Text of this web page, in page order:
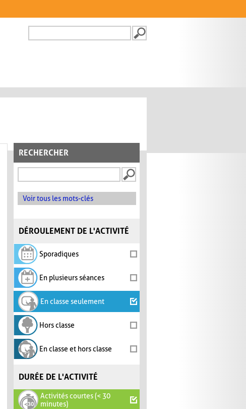
FORMULAIRE DE
RECHERCHER
Voir tous les mots-clés
DÉROULEMENT DE L'ACTIVITÉ
Sporadiques
En plusieurs séances
En classe seulement
Hors classe
En classe et hors classe
DURÉE DE L'ACTIVITÉ
Activités courtes (< 30
minutes)